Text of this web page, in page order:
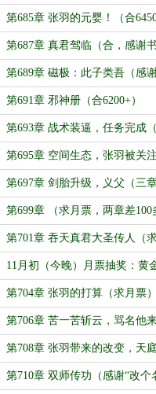
迹
第685章 张羽的元婴！（合
第687章 真君驾临（合，感谢
20220510150647963）
第689章 磁极：此子类吾（感
_DROP_TABLE”的盟主）
第691章 邪神册（合6200+）
第693章 战术装逼，任务完成
7650+）
第695章 空间生态，张羽被关注
（合6650+）
第697章 剑胎升级，义父（三章
9500+求月票）
第699章 （求月票，两章差100
8000）
第701章 吞天真君大圣传人（
票，今天共8500）
11月初（今晚）月票抽奖：黄
签录取通知书，昆墟本地人称号
抱枕
第704章 张羽的打算（求月票）
第706章 苦一苦斩云，骂名他
（感谢“生命球”打赏盟主）
第708章 张羽带来的改变，天
计时（7600+）
第710章 双师传功（感谢“改个